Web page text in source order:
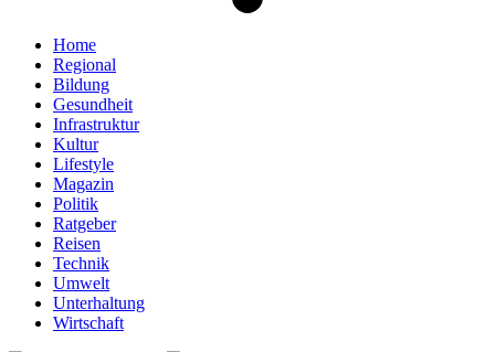
Home
Regional
Bildung
Gesundheit
Infrastruktur
Kultur
Lifestyle
Magazin
Politik
Ratgeber
Reisen
Technik
Umwelt
Unterhaltung
Wirtschaft